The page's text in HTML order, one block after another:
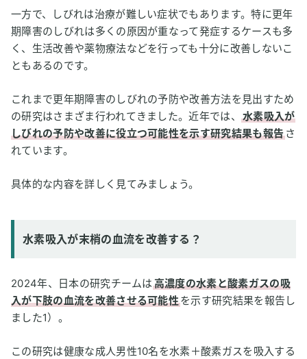
一方で、しびれは治療が難しい症状でもあります。特に更年
期障害のしびれは多くの原因が重なって発症するケースも多
く、生活改善や薬物療法などを行っても十分に改善しないこ
ともあるのです。
これまで更年期障害のしびれの予防や改善方法を見出すため
の研究はさまざま行われてきました。近年では、水素吸入が
しびれの予防や改善に役立つ可能性を示す研究結果も報告さ
れています。
具体的な内容を詳しく見てみましょう。
水素吸入が末梢の血流を改善する？
2024年、日本の研究チームは 高濃度の水素と酸素ガスの吸
入が下肢の血流を改善させる可能性を示す研究結果を報告し
ました1）。
この研究は健康な成人男性10名を水素＋酸素ガスを吸入する